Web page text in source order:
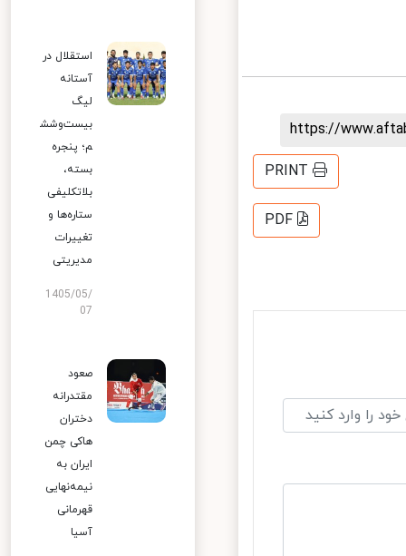
https://
PRINT
PDF
استقلال در
آستانه
لیگ
بیست‌وشش
م؛ پنجره
بسته،
بلاتکلیفی
ستاره‌ها و
تغییرات
مدیریتی
1405/05/
07
صعود
مقتدرانه
دختران
هاکی چمن
ایران به
نیمه‌نهایی
قهرمانی
آسیا